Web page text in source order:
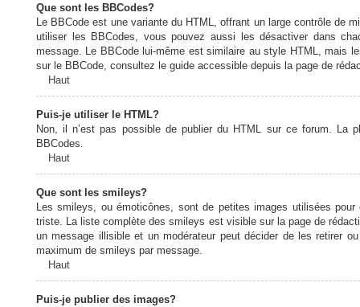
Que sont les BBCodes?
Le BBCode est une variante du HTML, offrant un large contrôle de
utiliser les BBCodes, vous pouvez aussi les désactiver dans
message. Le BBCode lui-même est similaire au style HTML, mais
sur le BBCode, consultez le guide accessible depuis la page de
Haut
Puis-je utiliser le HTML?
Non, il n’est pas possible de publier du HTML sur ce forum. La
BBCodes.
Haut
Que sont les smileys?
Les smileys, ou émoticônes, sont de petites images utilisées
triste. La liste complète des smileys est visible sur la page de
un message illisible et un modérateur peut décider de les retirer
maximum de smileys par message.
Haut
Puis-je publier des images?